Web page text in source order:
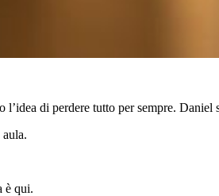
di perdere tutto per sempre.
è qui.